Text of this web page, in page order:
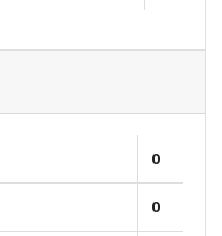
0
0